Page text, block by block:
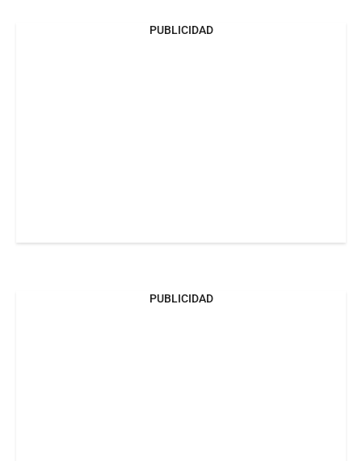
PUBLICIDAD
PUBLICIDAD